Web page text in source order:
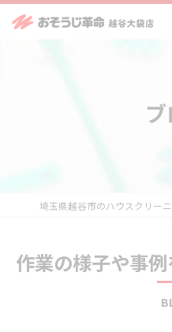
作業の様子や事